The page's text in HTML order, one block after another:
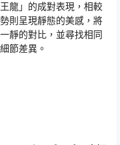
龍」的成對表現，相較
則呈現靜態的美感，將
靜的對比，並尋找相同
節差異。